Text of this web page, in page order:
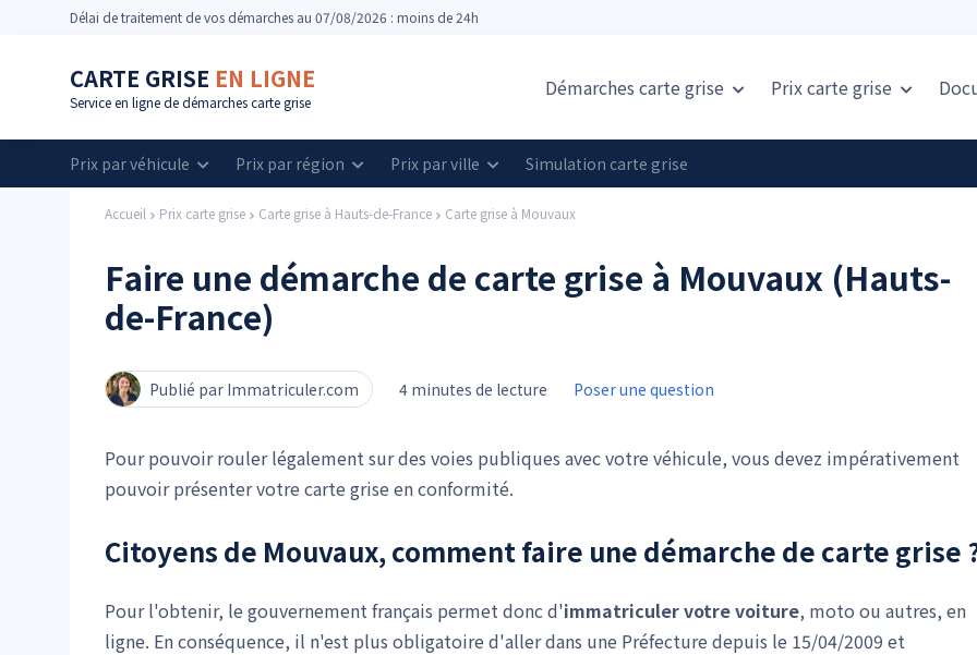
Délai de traitement de vos démarches au 07/08/2026 : moins de 24h
CARTE GRISE EN LIGNE
Service en ligne de démarches carte grise
Démarches carte grise Prixcarte grise
Prix par véhicule Prix par région Prix par ville Simulation carte grise
Accueil Prix carte grise Carte grise à Hauts-de-France Carte grise à Mouvaux
Faire une démarche de carte grise à Mouvaux (Hauts-
de-France)
Publié par Immatriculer.com 4 minutes de lecture Poser une question
Pour pouvoir rouler légalement sur des voies publiques avec votre véhicule, vous devez impérativement
pouvoir présenter votre carte grise en conformité.
Citoyens de Mouvaux, comment faire une démarche de carte grise
Pour l'obtenir, le gouvernement français permet donc d'immatriculer votre voiture, moto ou autres, en
ligne. En conséquence, il n'est plus obligatoire d'aller dans une Préfecture depuis le 15/04/2009 et